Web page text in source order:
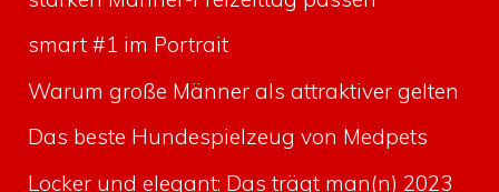
smart #1 im Portrait
Warum große Männer als attraktiver gelten
Das beste Hundespielzeug von Medpets
Locker und elegant: Das trägt man(n) 2023